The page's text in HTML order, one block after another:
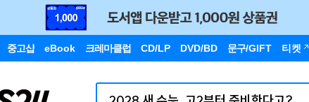
중고샵 eBook 크레마클럽 CD/LP DVD/BD 문구/GIFT 티켓